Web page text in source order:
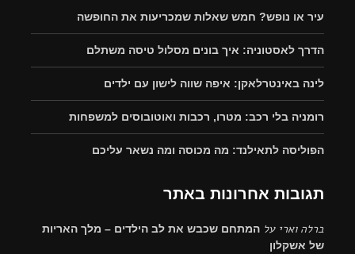
עיר או נופש? חמש שאלות שמכריעות את החופשה
הדרך לאסטוניה: איך בונים מסלול טיסה משתלם
לינה באינטרלאקן: איפה שווה לישון עם ילדים
רומניה בלי רכב: מטרו, רכבות ואוטובוסים למשפחות
הפוליסה לתאילנד: מה מכוסה ומה נשאר עליכם
תגובות אחרונות באתר
ברלה וארי על המתחם שכבש את לב הילדים – מלך האריות
של אשקלון